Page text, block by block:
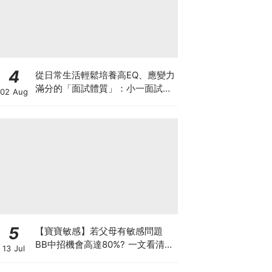
4
02 Aug
從日常生活輕鬆培養高EQ、應變力
滿分的「面試體質」：小一面試最
5
13 Jul
【寶寶敏感】若父母有敏感問題
BB中招機會高達80%? 一文看清預